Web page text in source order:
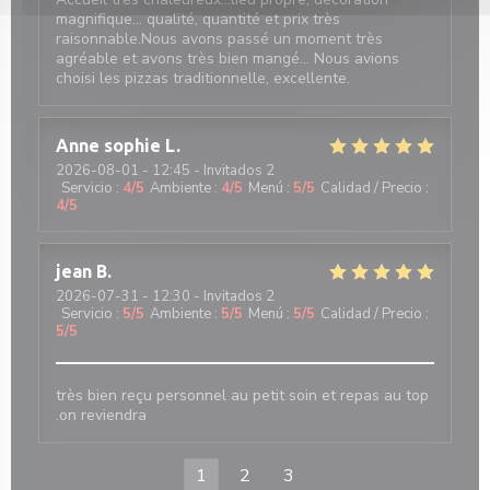
magnifique... qualité, quantité et prix très
raisonnable.Nous avons passé un moment très
agréable et avons très bien mangé... Nous avions
choisi les pizzas traditionnelle, excellente.
Anne sophie L
2026-08-01 - 12:45 - Invitados 2
Servicio : 4/5 Ambiente : 4/5 Menú : 5/5 Calidad / Precio :
4/5
jean B
2026-07-31 - 12:30 - Invitados 2
Servicio : 5/5 Ambiente : 5/5 Menú : 5/5 Calidad / Precio :
5/5
très bien reçu personnel au petit soin et repas au top
.on reviendra
1 2 3